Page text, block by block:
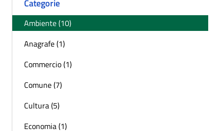
Categorie
Ambiente (10)
Anagrafe (1)
Commercio (1)
Comune (7)
Cultura (5)
Economia (1)